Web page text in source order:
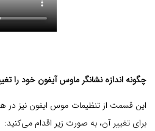
چگونه اندازه نشانگر ماوس آیفون خود را
این قسمت از تنظیمات موس ایفون نیز در
برای تغییر آن، به صورت زیر اقدام می‌کنید: